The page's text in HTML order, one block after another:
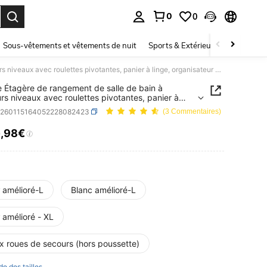
0 0
Sous-vêtements et vêtements de nuit Sports & Extérieur Enfants
1 pièce Étagère de rangement de salle de bain à plusieurs niveaux avec roulettes pivotantes, panier à linge, organisateur de sous-vêtements et de vêtements
Étagère de rangement de salle de bain à
niveaux avec roulettes pivotantes, panier à
de sous-vêtements et de vêtements(3 Commentaires)
AND AVAILABILITY
,98€
L Blanc amélioré-L
- XL
roues de secours (hors poussette)